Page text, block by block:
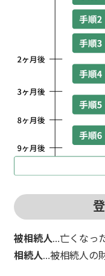
被相続人…亡くなっ
相続人…被相続人の